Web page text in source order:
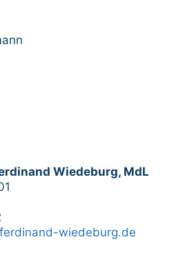
Wiedeburg, MdL
wiedeburg.de